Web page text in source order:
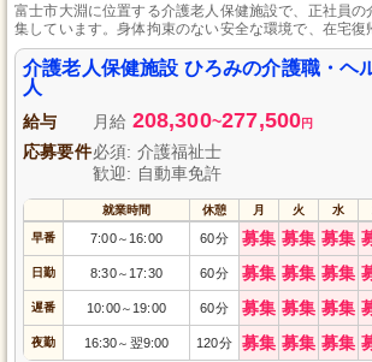
富士市大淵に位置する介護老人保健施設で、正社員の
集しています。身体拘束のない安全な環境で、在宅復
まの心身機能の維持・回復をサポート。資格手当や
や年2回の賞与で安定した収入を得られ、ご家庭をお
介護老人保健施設 ひろみの介護職・ヘ
人
給与 月給 208,300~277,500円
応募要件必須: 介護福祉士
歓迎: 自動車免許
就業時間 休憩 月 火 水
早番 7:00～ 16:00 60分 募集 募集 募集
日勤 8:30～ 17:30 60分 募集 募集 募集
遅番 10:00～ 19:00 60分 募集 募集 募集
夜勤 16:30～ 翌9:00 120分 募集 募集 募集